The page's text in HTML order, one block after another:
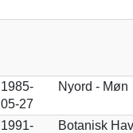
1985-
05-27
Nyord - Møn
1991-
Botanisk